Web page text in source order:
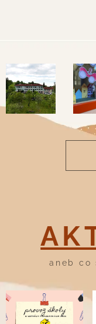
aneb co